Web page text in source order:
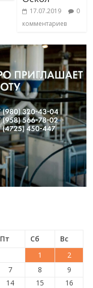
17.07.2019
0
комментариев
Пт Сб
Вс
1
2
7 8
9
14 15
16